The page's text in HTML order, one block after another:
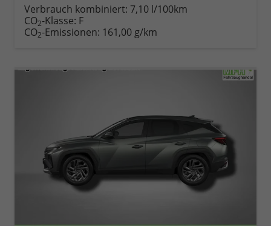
Verbrauch kombiniert: 7,10 l/100km
CO2-Klasse: F
CO2-Emissionen: 161,00 g/km